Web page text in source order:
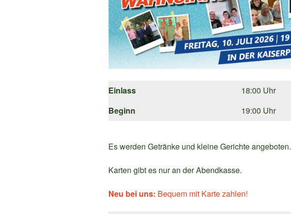
Einlass
18:00 Uhr
Beginn
19:00 Uhr
Es werden Getränke und kleine Gerichte angeboten.
Karten gibt es nur an der Abendkasse.
Neu bei uns: Bequem mit Karte zahlen!